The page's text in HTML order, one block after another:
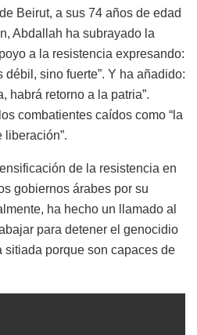
Beirut, a sus 74 años de edad
Abdallah ha subrayado la
a la resistencia expresando:
débil, sino fuerte”. Y ha añadido:
habrá retorno a la patria”.
combatientes caídos como “la
liberación”.
de la resistencia en
gobiernos árabes por su
ha hecho un llamado al
para detener el genocidio
sitiada porque son capaces de